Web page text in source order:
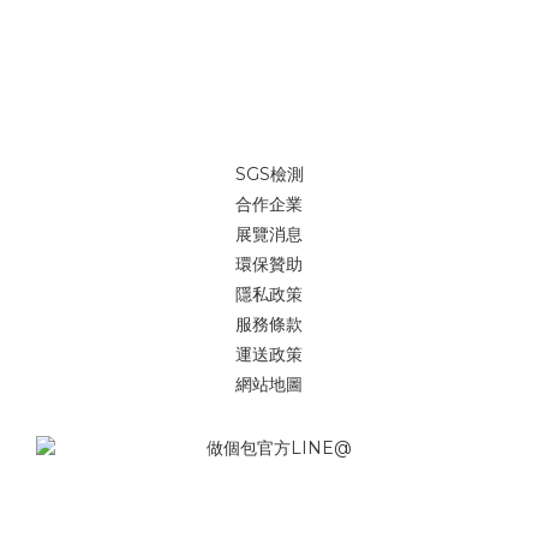
SGS檢測
合作企業
展覽消息
環保贊助
隱私政策
服務條款
運送政策
網站地圖